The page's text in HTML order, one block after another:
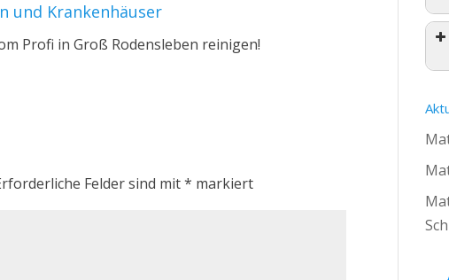
und Krankenhäuser
Profi in Groß Rodensleben reinigen!
Felder sind mit* markiert